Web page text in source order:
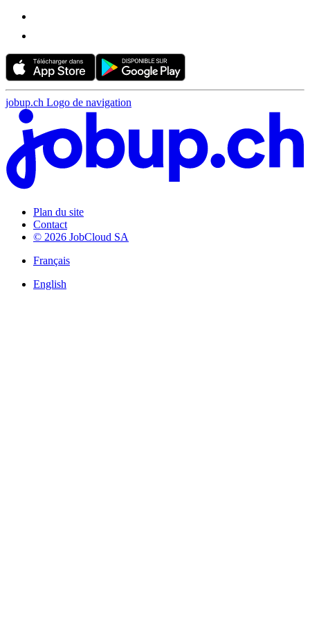
jobup.ch Logo de navigation
Plan du site
Contact
© 2026 JobCloud SA
Français
English